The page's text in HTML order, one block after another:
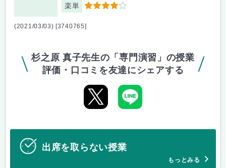
楽単 4
(2021/03/03) [3740765]
杉之原 真子先生の「専門演習」の授業
評価・口コミを友達にシェアする
出席を取らない授業
もっとみる